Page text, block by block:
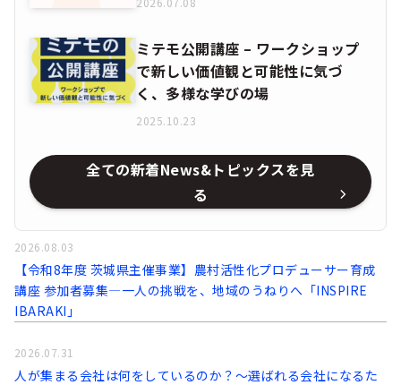
ミテモ公開講座 – ワークショップ
で新しい価値観と可能性に気づ
く、多様な学びの場
2025.10.23
全ての新着News&トピックスを見
る
【令和8年度 茨城県主催事業】農村活性化プロデューサー育成
講座 参加者募集―一人の挑戦を、地域のうねりへ「INSPIRE
IBARAKI」
2026.08.03
人が集まる会社は何をしているのか？～選ばれる会社になるた
2026.07.31